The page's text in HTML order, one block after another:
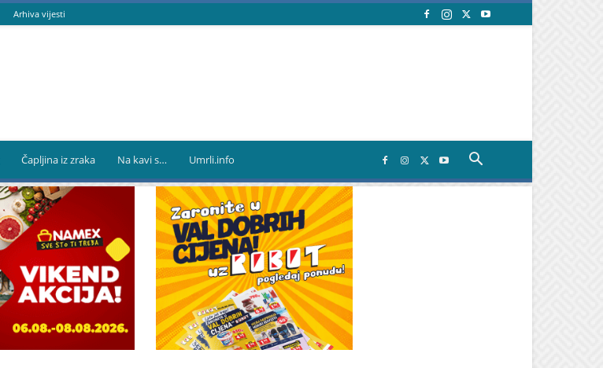
Arhiva vijesti
Čapljina iz zraka Na kavi s… Umrli.info